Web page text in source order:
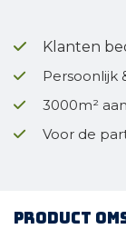
Klanten
Persoonlijk
3000m²
Voor de
Product